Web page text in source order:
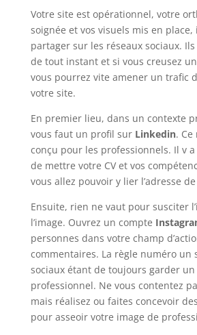
Votre site est opérationnel, votre
soignée et vos visuels mis en
partager sur les réseaux sociaux.
de tout instant et si vous creusez
vous pourrez vite amener un trafic
votre site.
En premier lieu, dans un contexte
vous faut un profil sur Linkedin. Ce
conçu pour les professionnels. Il v
de mettre votre CV et vos
vous allez pouvoir y lier l’adresse
Ensuite, rien ne vaut pour susciter
l’image. Ouvrez un compte
personnes dans votre champ
commentaires. La règle numéro un
sociaux étant de toujours garder un
professionnel. Ne vous contentez
mais réalisez ou faites concevoir
pour asseoir votre image de